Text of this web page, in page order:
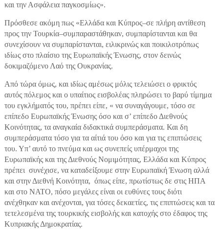
και την Ασφάλεια παγκοσμίως».
Πρόσθεσε ακόμη πως «Ελλάδα και Κύπρος–σε πλήρη αντίθεση
προς την Τουρκία–συμπαραστάθηκαν, συμπαρίστανται και θα
συνεχίσουν να συμπαρίστανται, ειλικρινώς και ποικιλοτρόπως
ιδίως στο πλαίσιο της Ευρωπαϊκής Ένωσης, στον δεινώς
δοκιμαζόμενο Λαό της Ουκρανίας.
Από τώρα όμως, και ιδίως αμέσως μόλις τελειώσει ο φρικτός
αυτός πόλεμος και ο υπαίτιος εισβολέας πληρώσει το βαρύ τίμημα
του εγκλήματός του, πρέπει είπε, « να συναγάγουμε, τόσο σε
επίπεδο Ευρωπαϊκής Ένωσης όσο και σ’ επίπεδο Διεθνούς
Κοινότητας, τα αναγκαία διδακτικά συμπεράσματα. Και δη
συμπεράσματα τόσο για τα αίτιά του όσο και για τις επιπτώσεις
του. Υπ’ αυτό το πνεύμα και ως συνεπείς υπέρμαχοι της
Ευρωπαϊκής και της Διεθνούς Νομιμότητας, Ελλάδα και Κύπρος
πρέπει συνέχισε, να καταδείξουμε στην Ευρωπαϊκή Ένωση αλλά
και στην Διεθνή Κοινότητα, όπως είπε, πρωτίστως δε στις ΗΠΑ
και στο ΝΑΤΟ, πόσο μεγάλες είναι οι ευθύνες τους διότι
ανέχθηκαν και ανέχονται, για τόσες δεκαετίες, τις επιπτώσεις και τα
τετελεσμένα της τουρκικής εισβολής και κατοχής στο έδαφος της
Κυπριακής Δημοκρατίας.